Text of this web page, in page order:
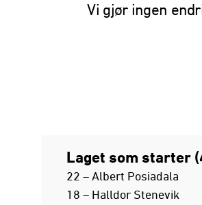
Vi gjør ingen
Laget som starter
22 – Albert Posiadala
18 – Halldor Stenevik